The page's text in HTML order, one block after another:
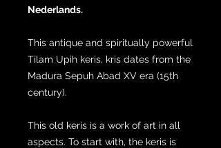
Nederlands.
This antique and spiritually powerful
Tilam Upih keris, kris dates from the
Madura Sepuh Abad XV era (15th
century).
This old keris is a work of art in all
aspects. To start with, the keris is